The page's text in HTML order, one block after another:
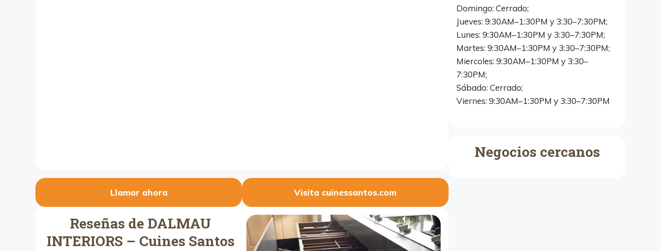
Llamar ahora Visita cuinessantos.com
Reseñas de DALMAU
INTERIORS – Cuines Santos
Domingo: Cerrado;
Jueves: 9:30AM–1:30PM y 3:30–7:30PM;
Lunes: 9:30AM–1:30PM y 3:30–7:30PM;
Martes: 9:30AM–1:30PM y 3:30–7:30PM;
Miercoles: 9:30AM–1:30PM y 3:30–
7:30PM;
Sábado: Cerrado;
Viernes: 9:30AM–1:30PM y 3:30–7:30PM
Negocios cercanos